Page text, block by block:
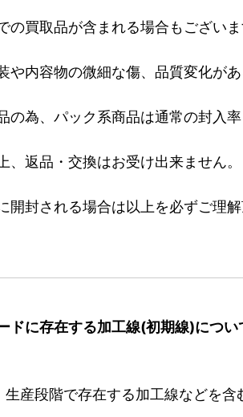
の買取品が含まれる場合もございま
や内容物の微細な傷、品質変化があ
の為、パック系商品は通常の封入
、返品・交換はお受け出来ません。
開封される場合は以上を必ずご理
ドに存在する加工線(初期線)につい
産段階で存在する加工線などを